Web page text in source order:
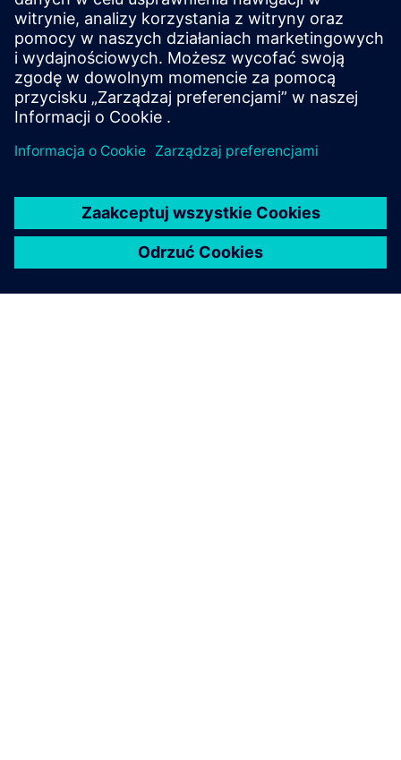
uruchomienia i poprawia ogólną wydajność inżynieryjną.